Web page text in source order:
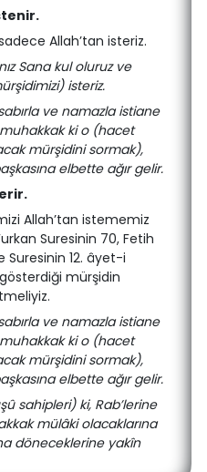
Allah’tan isteriz.
Sana kul oluruz ve
isteriz.
ve namazla istiane
ki o (hacet
mürşidini sormak),
elbette ağır gelir.
Allah’tan istememiz
Suresinin 70, Fetih
Suresinin 12. âyet-i
mürşidin
ve namazla istiane
ki o (hacet
mürşidini sormak),
elbette ağır gelir.
sahipleri) ki, Rab’lerine
mülâki olacaklarına
döneceklerine yakîn